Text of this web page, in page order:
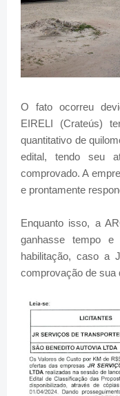
O fato ocorreu
EIRELI (Crateús)
quantitativo de
edital, tendo seu
comprovado. A
e prontamente
Enquanto isso, a
ganhasse tempo e
habilitação, caso a
comprovação de sua